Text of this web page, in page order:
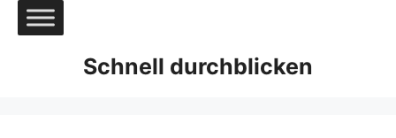
Zum
Inhalt
Schnell durchblicken